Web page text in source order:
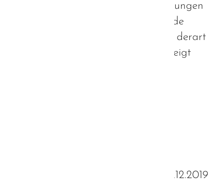
unsere bisher erarbeiteten Empfehlungen
reagieren würde. Aus diesem Grunde
freut es mich außerordentlich, dass derart
viel Interesse an unserer Arbeit gezeigt
01.12.2019